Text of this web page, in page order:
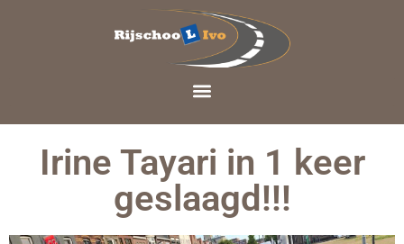
Irine Tayari in 1 keer
geslaagd!!!